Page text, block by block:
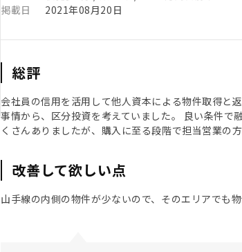
掲載日
2021年08月20日
総評
会社員の信用を活用して他人資本による物件取得と
事情から、区分投資を考えていました。 良い条件で
くさんありましたが、購入に至る段階で担当営業の
改善して欲しい点
山手線の内側の物件が少ないので、そのエリアでも